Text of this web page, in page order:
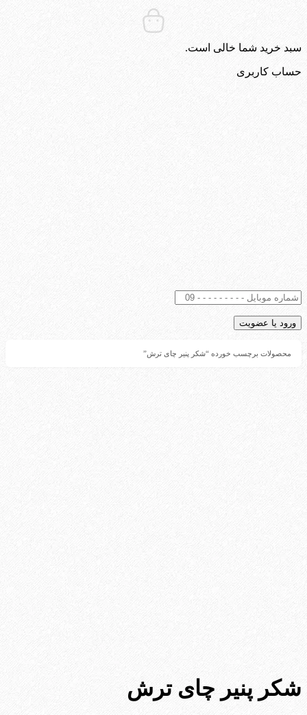
سبد خرید شما خالی است.
حساب کاربری
محصولات برچسب خورده “شکر پنیر چای ترش”
شکر پنیر چای ترش